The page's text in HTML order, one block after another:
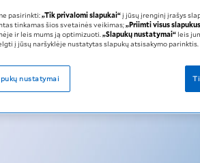
jūsų poreikiams
pasirinkti:„Tik privalomi slapukai“ į jūsų įrenginį įrašys
tinkamas šios svetainės veikimas;„Priimti visus
ir leis mums ją optimizuoti.„Slapukų nustatymai“ leis
į jūsų naršyklėje nustatytas slapukų atsisakymo
nustatymai